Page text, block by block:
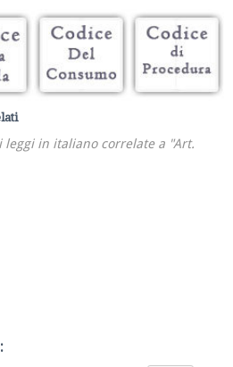
in italiano correlate a "Art.